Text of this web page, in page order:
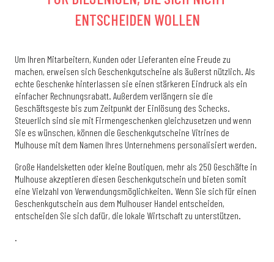
ENTSCHEIDEN WOLLEN
Um Ihren Mitarbeitern, Kunden oder Lieferanten eine Freude zu
machen, erweisen sich Geschenkgutscheine als äußerst nützlich. Als
echte Geschenke hinterlassen sie einen stärkeren Eindruck als ein
einfacher Rechnungsrabatt. Außerdem verlängern sie die
Geschäftsgeste bis zum Zeitpunkt der Einlösung des Schecks.
Steuerlich sind sie mit Firmengeschenken gleichzusetzen und wenn
Sie es wünschen, können die Geschenkgutscheine Vitrines de
Mulhouse mit dem Namen Ihres Unternehmens personalisiert werden.
Große Handelsketten oder kleine Boutiquen, mehr als 250 Geschäfte in
Mulhouse akzeptieren diesen Geschenkgutschein und bieten somit
eine Vielzahl von Verwendungsmöglichkeiten. Wenn Sie sich für einen
Geschenkgutschein aus dem Mulhouser Handel entscheiden,
entscheiden Sie sich dafür, die lokale Wirtschaft zu unterstützen.
.